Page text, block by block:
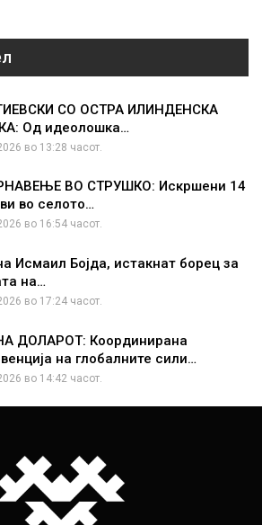
СО ОСТРА ИЛИНДЕНСКА
Од идеолошка…
во 13:28 часот.
ВО СТРУШКО: Искршени 14
во селото…
во 16:54 часот.
Исмаил Бојда, истакнат борец за
на…
во 17:24 часот.
ДОЛАРОТ: Координирана
на глобалните сили…
во 14:42 часот.